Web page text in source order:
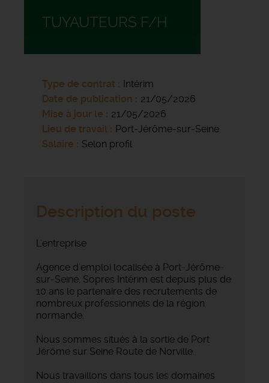
TUYAUTEURS F/H
Type de contrat
Intérim
Date de publication
21/05/2026
Mise à jour le
21/05/2026
Lieu de travail
Port-Jérôme-sur-Seine
Salaire
Selon profil
Description du poste
L'entreprise
Agence d'emploi localisée à Port-Jérôme-
sur-Seine, Sopres Intérim est depuis plus de
10 ans le partenaire des recrutements de
nombreux professionnels de la région
normande.
Nous sommes situés à la sortie de Port
Jérôme sur Seine Route de Norville.
Nous travaillons dans tous les domaines